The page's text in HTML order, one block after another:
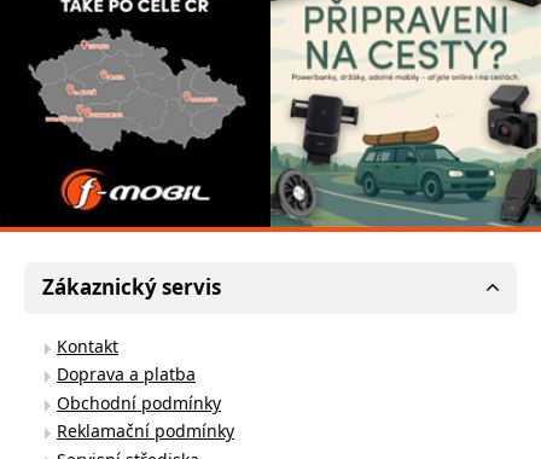
Zákaznický servis
Kontakt
Doprava a platba
Obchodní podmínky
Reklamační podmínky